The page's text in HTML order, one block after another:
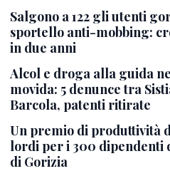
Salgono a 122 gli utenti
sportello anti-mobbing:
in due anni
Alcol e droga alla guida
movida: 5 denunce tra
Barcola, patenti ritirate
Un premio di produttività
lordi per i 300 dipendenti
di Gorizia